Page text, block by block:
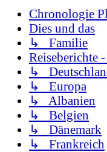
Chronologie
Dies und das
↳ Familie
Reiseberichte
↳
↳ Europa
↳ Albanien
↳ Belgien
↳ Dänemark
↳ Frankreich